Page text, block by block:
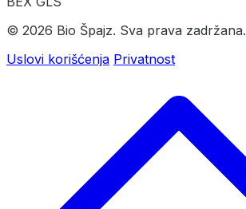
© 2026 Bio Špajz. Sva prava zadržana.
Uslovi korišćenja Privatnost